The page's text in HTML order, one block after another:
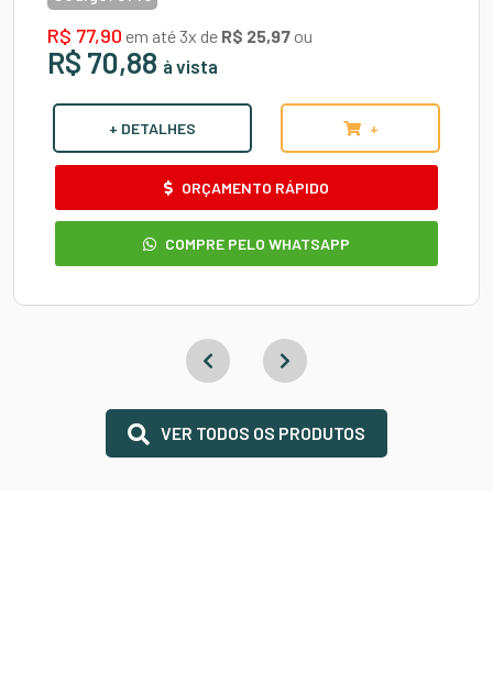
R$ 77,90 em até 3x de R$ 25,97 ou
R$ 70,88 à vista
+ DETALHES +
ORÇAMENTO RÁPIDO
COMPRE PELO WHATSAPP
VER TODOS OS PRODUTOS